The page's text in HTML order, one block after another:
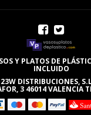
Y PLATOS DE
INCLUIDO
DISTRIBUCIONES,
3 46014 VALENCIA